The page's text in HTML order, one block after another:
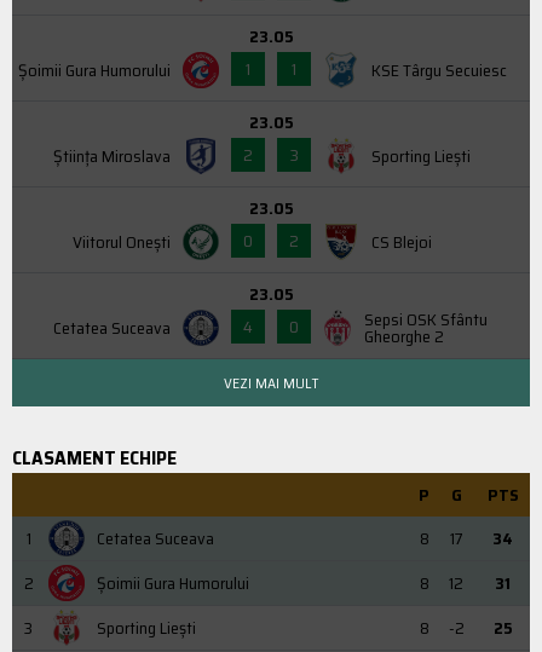
Şoimii Gura Humorului
23.05
1
1 KSE Târgu Secuiesc
Știința Miroslava
23.05
2
3 Sporting Liești
Viitorul Onești
23.05
0
2 CS Blejoi
Cetatea Suceava
23.05
4
0 Sepsi OSK Sfântu
Gheorghe 2
VEZI MAI MULT
CLASAMENT ECHIPE
P G
PTS
1
Cetatea Suceava 8 17
34
2
Şoimii Gura Humorului 8 12
31
3
Sporting Liești 8 -2 25